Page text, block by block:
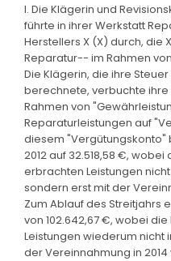
I. Die Klägerin und
führte in ihrer Werkstatt
Herstellers X (X) durch, die
Reparatur-- im Rahmen
Die Klägerin, die ihre
berechnete, verbuchte
Rahmen von
Reparaturleistungen auf
diesem "Vergütungskonto"
2012 auf 32.518,58 €,
erbrachten Leistungen
sondern erst mit der
Zum Ablauf des Streitjahrs
von 102.642,67 €, wobei
Leistungen wiederum nicht
der Vereinnahmung in